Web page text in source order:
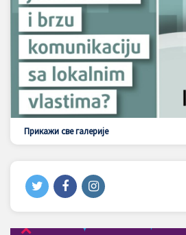
Прикажи све галерије